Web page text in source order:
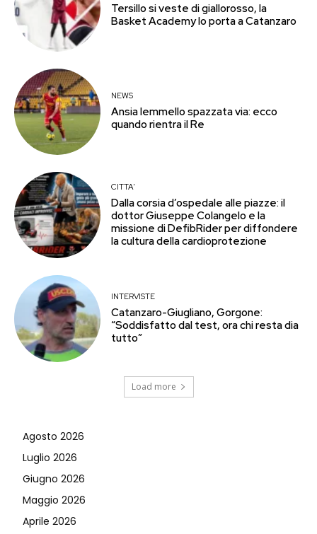
Tersillo si veste di giallorosso, la
Basket Academy lo porta a Catanzaro
NEWS
Ansia Iemmello spazzata via: ecco
quando rientra il Re
CITTA'
Dalla corsia d’ospedale alle piazze: il
dottor Giuseppe Colangelo e la
missione di DefibRider per diffondere
la cultura della cardioprotezione
INTERVISTE
Catanzaro-Giugliano, Gorgone:
“Soddisfatto dal test, ora chi resta dia
tutto”
Load more
Agosto 2026
Luglio 2026
Giugno 2026
Maggio 2026
Aprile 2026